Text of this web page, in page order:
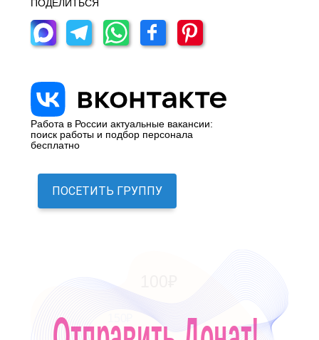
ПОДЕЛИТЬСЯ
Работа в России актуальные вакансии:
поиск работы и подбор персонала
бесплатно
ПОСЕТИТЬ ГРУППУ